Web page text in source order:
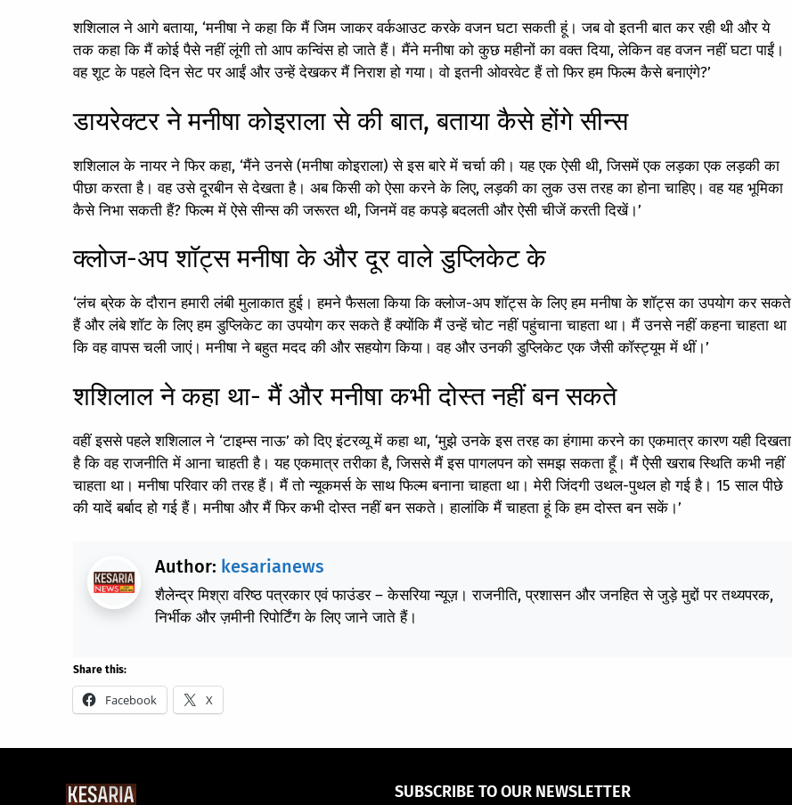
शशिलाल ने आगे बताया, ‘मनीषा ने कहा कि मैं जिम जाकर वर्कआउट करके वजन घटा सकती हूं। जब वो इतनी बात कर रही थी और ये
तक कहा कि मैं कोई पैसे नहीं लूंगी तो आप कन्विंस हो जाते हैं। मैंने मनीषा को कुछ महीनों का वक्त दिया, लेकिन वह वजन नहीं घटा पाईं।
वह शूट के पहले दिन सेट पर आईं और उन्हें देखकर मैं निराश हो गया। वो इतनी ओवरवेट हैं तो फिर हम फिल्म कैसे बनाएंगे?’
डायरेक्टर ने मनीषा कोइराला से की बात, बताया कैसे होंगे सीन्स
शशिलाल के नायर ने फिर कहा, ‘मैंने उनसे (मनीषा कोइराला) से इस बारे में चर्चा की। यह एक ऐसी थी, जिसमें एक लड़का एक लड़की का
पीछा करता है। वह उसे दूरबीन से देखता है। अब किसी को ऐसा करने के लिए, लड़की का लुक उस तरह का होना चाहिए। वह यह भूमिका
कैसे निभा सकती हैं? फिल्म में ऐसे सीन्स की जरूरत थी, जिनमें वह कपड़े बदलती और ऐसी चीजें करती दिखें।’
क्लोज-अप शॉट्स मनीषा के और दूर वाले डुप्लिकेट के
‘लंच ब्रेक के दौरान हमारी लंबी मुलाकात हुई। हमने फैसला किया कि क्लोज-अप शॉट्स के लिए हम मनीषा के शॉट्स का उपयोग कर सकते
हैं और लंबे शॉट के लिए हम डुप्लिकेट का उपयोग कर सकते हैं क्योंकि मैं उन्हें चोट नहीं पहुंचाना चाहता था। मैं उनसे नहीं कहना चाहता था
कि वह वापस चली जाएं। मनीषा ने बहुत मदद की और सहयोग किया। वह और उनकी डुप्लिकेट एक जैसी कॉस्ट्यूम में थीं।’
शशिलाल ने कहा था- मैं और मनीषा कभी दोस्त नहीं बन सकते
वहीं इससे पहले शशिलाल ने ‘टाइम्स नाऊ’ को दिए इंटरव्यू में कहा था, ‘मुझे उनके इस तरह का हंगामा करने का एकमात्र कारण यही दिखता
है कि वह राजनीति में आना चाहती है। यह एकमात्र तरीका है, जिससे मैं इस पागलपन को समझ सकता हूँ। मैं ऐसी खराब स्थिति कभी नहीं
चाहता था। मनीषा परिवार की तरह हैं। मैं तो न्यूकमर्स के साथ फिल्म बनाना चाहता था। मेरी जिंदगी उथल-पुथल हो गई है। 15 साल पीछे
की यादें बर्बाद हो गई हैं। मनीषा और मैं फिर कभी दोस्त नहीं बन सकते। हालांकि मैं चाहता हूं कि हम दोस्त बन सकें।’
Author: kesarianews
शैलेन्द्र मिश्रा वरिष्ठ पत्रकार एवं फाउंडर – केसरिया न्यूज़। राजनीति, प्रशासन और जनहित से जुड़े मुद्दों पर तथ्यपरक,
निर्भीक और ज़मीनी रिपोर्टिंग के लिए जाने जाते हैं।
Share this:
Facebook X
SUBSCRIBE TO OUR NEWSLETTER